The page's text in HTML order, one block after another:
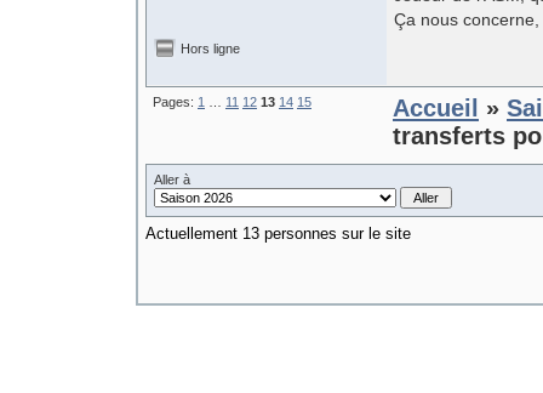
Ça nous
Hors ligne
Pages: 1 11 12 13 14 15 Accueil »
transferts
Aller à